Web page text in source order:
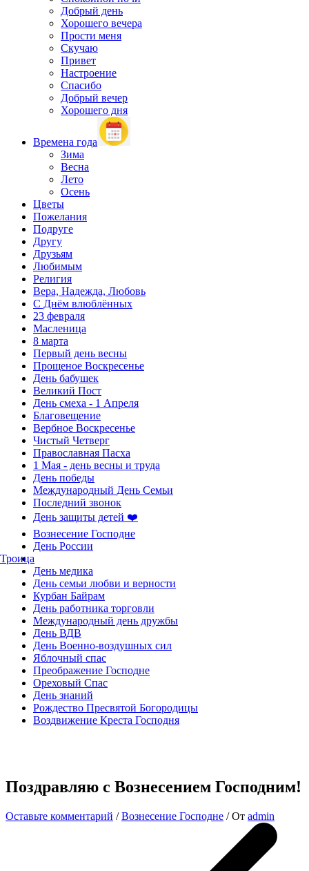
Добрый день
Хорошего вечера
Прости меня
Скучаю
Привет
Настроение
Спасибо
Добрый вечер
Хорошего дня
Времена года
Зима
Весна
Лето
Осень
Цветы
Пожелания
Подруге
Другу
Друзьям
Любимым
Религия
Вера, Надежда, Любовь
С Днём влюблённых
23 февраля
Масленица
8 марта
Первый день весны
Прощеное Воскресенье
День бабушек
Великий Пост
День смеха - 1 Апреля
Благовещение
Вербное Воскресенье
Чистый Четверг
Православная Пасха
1 Мая - день весны и труда
День победы
Международный День Семьи
Последний звонок
День защиты детей ❤️
Вознесение Господне
День России
Троица
День медика
День семьи любви и верности
Курбан Байрам
День работника торговли
Международный день дружбы
День ВДВ
День Военно-воздушных сил
Яблочный спас
Преображение Господне
Ореховый Спас
День знаний
Рождество Пресвятой Богородицы
Воздвижение Креста Господня
Поздравляю с Вознесением Господним!
Оставьте комментарий /Вознесение Господне / От admin